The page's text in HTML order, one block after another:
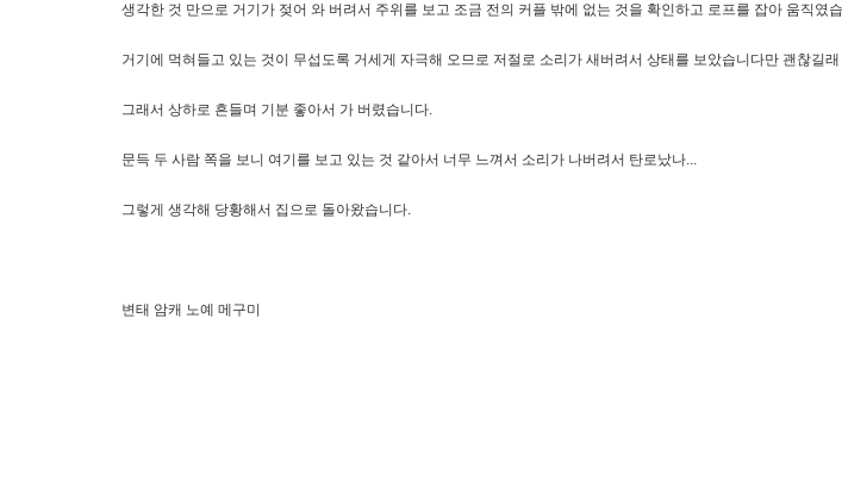
생각한 것 만으로 거기가 젖어 와 버려서 주위를 보고 조금 전의 커플 밖에 없는 것을 확인하고 로프를 잡아 움직였
거기에 먹혀들고 있는 것이 무섭도록 거세게 자극해 오므로 저절로 소리가 새버려서 상태를 보았습니다만 괜찮길
그래서 상하로 흔들며 기분 좋아서 가 버렸습니다.
문득 두 사람 쪽을 보니 여기를 보고 있는 것 같아서 너무 느껴서 소리가 나버려서 탄로났나...
그렇게 생각해 당황해서 집으로 돌아왔습니다.
변태 암캐 노예 메구미